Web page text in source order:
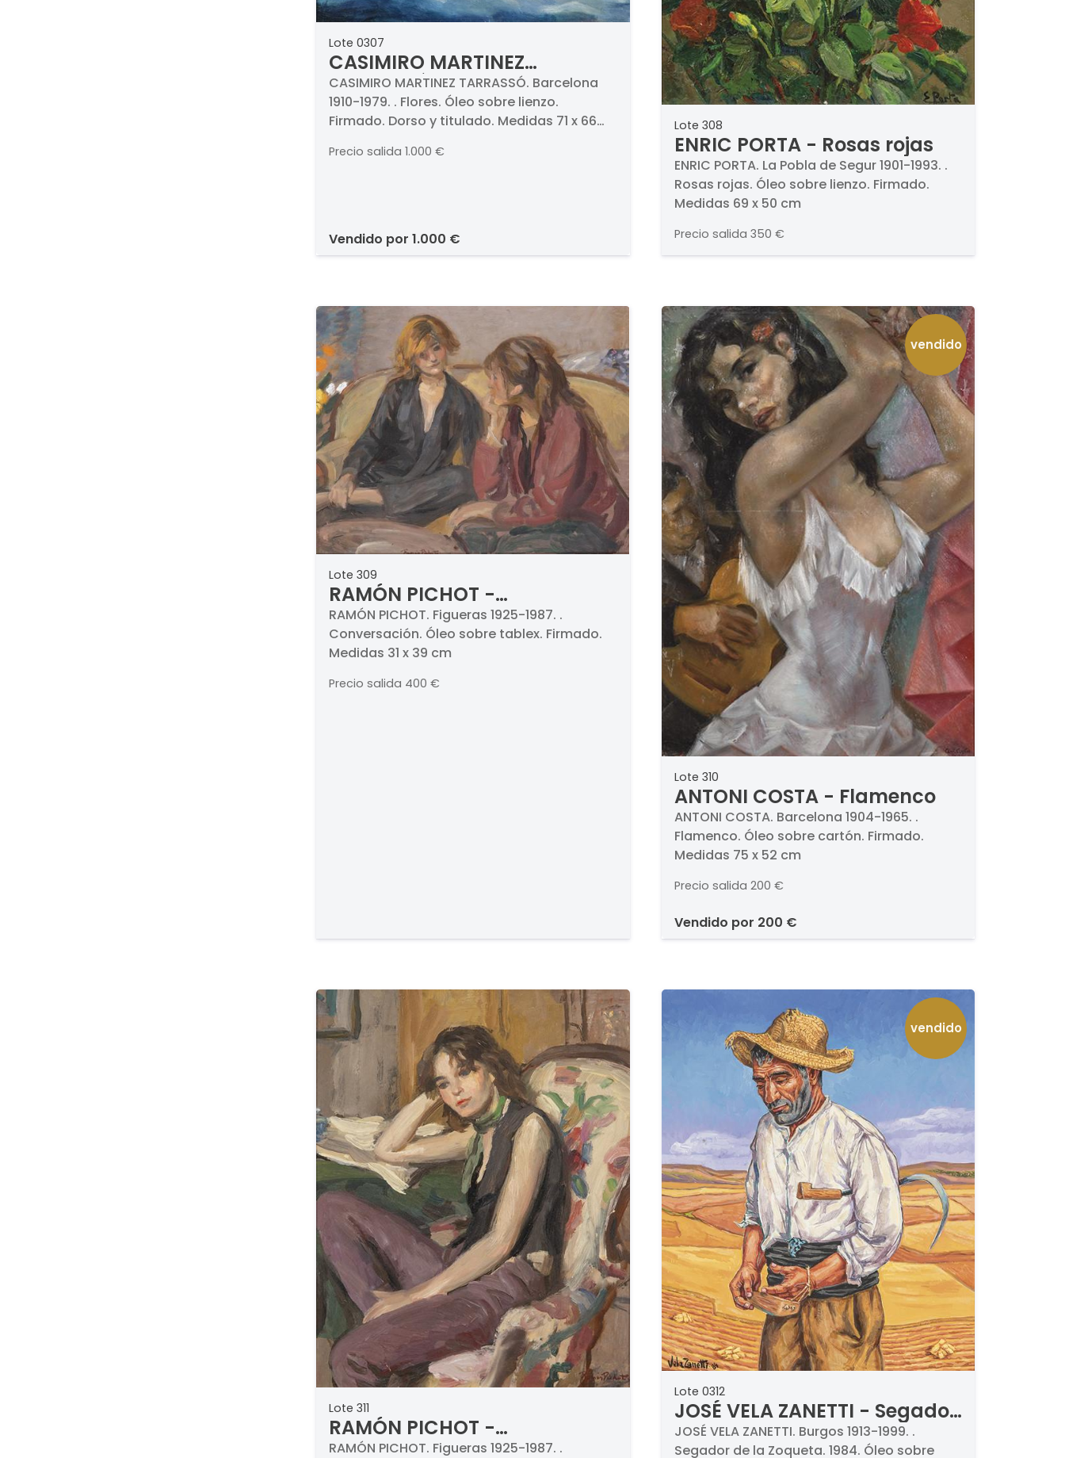
Lote 0307
CASIMIRO MARTINEZ
TARRASSÓ - Flores
CASIMIRO MARTINEZ TARRASSÓ. Barcelona
1910-1979. . Flores. Óleo sobre lienzo.
Firmado. Dorso y titulado. Medidas 71 x 66
Precio salida 1.000 €
vendido por 1.000 €
Lote 308
ENRIC PORTA - Rosas rojas
ENRIC PORTA. La Pobla de Segur 1901-1993. .
Rosas rojas. Óleo sobre lienzo. Firmado.
Medidas 69 x 50 cm
Precio salida 350 €
Lote 309
RAMÓN PICHOT -
Conversación
RAMÓN PICHOT. Figueras 1925-1987. .
Conversación. Óleo sobre tablex. Firmado.
Medidas 31 x 39 cm
Precio salida 400 €
vendido
Lote 310
ANTONI COSTA - Flamenco
ANTONI COSTA. Barcelona 1904-1965. .
Flamenco. Óleo sobre cartón. Firmado.
Medidas 75 x 52 cm
Precio salida 200 €
vendido por 200 €
Lote 311
RAMÓN PICHOT -
Ensimismada
RAMÓN PICHOT. Figueras 1925-1987. .
vendido
Lote 0312
JOSÉ VELA ZANETTI - Segador
de la Zoqueta
JOSÉ VELA ZANETTI. Burgos 1913-1999. .
Segador de la Zoqueta. 1984. Óleo sobre